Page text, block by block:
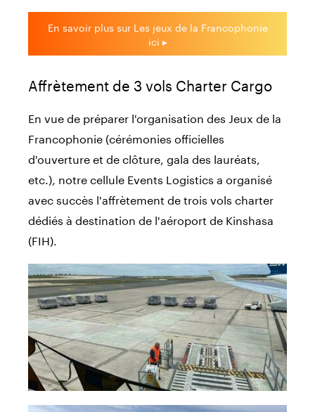
En savoir plus sur Les jeux de la Francophonie
ici ▸
Affrètement de 3 vols Charter Cargo
En vue de préparer l'organisation des Jeux de la
Francophonie (cérémonies officielles
d'ouverture et de clôture, gala des lauréats,
etc.), notre cellule Events Logistics a organisé
avec succès l'affrètement de trois vols charter
dédiés à destination de l'aéroport de Kinshasa
(FIH).